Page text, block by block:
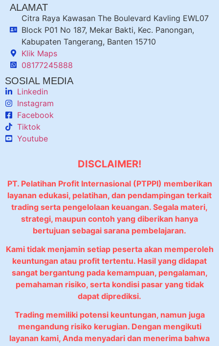
ALAMAT
Citra Raya Kawasan The Boulevard Kavling EWL07
Block P01 No 187, Mekar Bakti, Kec. Panongan,
Kabupaten Tangerang, Banten 15710
Klik Maps
08177245888
SOSIAL MEDIA
Linkedin
Instagram
Facebook
Tiktok
Youtube
DISCLAIMER!
PT. Pelatihan Profit Internasional (PTPPI) memberikan
layanan edukasi, pelatihan, dan pendampingan terkait
trading serta pengelolaan keuangan. Segala materi,
strategi, maupun contoh yang diberikan hanya
bertujuan sebagai sarana pembelajaran.
Kami tidak menjamin setiap peserta akan memperoleh
keuntungan atau profit tertentu. Hasil yang didapat
sangat bergantung pada kemampuan, pengalaman,
pemahaman risiko, serta kondisi pasar yang tidak
dapat diprediksi.
Trading memiliki potensi keuntungan, namun juga
mengandung risiko kerugian. Dengan mengikuti
layanan kami, Anda menyadari dan menerima bahwa